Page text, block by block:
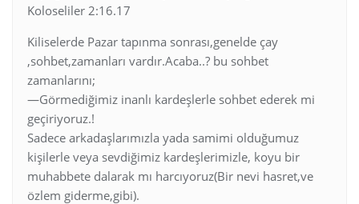
Koloseliler 2:16.17
Kiliselerde Pazar tapınma sonrası,genelde çay
,sohbet,zamanları vardır.Acaba..? bu sohbet
zamanlarını;
—Görmediğimiz inanlı kardeşlerle sohbet ederek mi
geçiriyoruz.!
Sadece arkadaşlarımızla yada samimi olduğumuz
kişilerle veya sevdiğimiz kardeşlerimizle, koyu bir
muhabbete dalarak mı harcıyoruz(Bir nevi hasret,ve
özlem giderme,gibi).